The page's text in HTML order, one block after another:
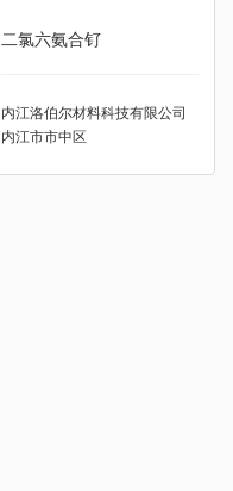
二氯六氨合钌
内江洛伯尔材料科技有限公司
内江市市中区